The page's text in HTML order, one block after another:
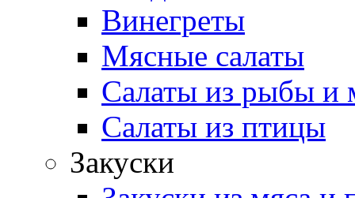
Винегреты
Мясные салаты
Салаты из рыбы и
Салаты из птицы
Закуски